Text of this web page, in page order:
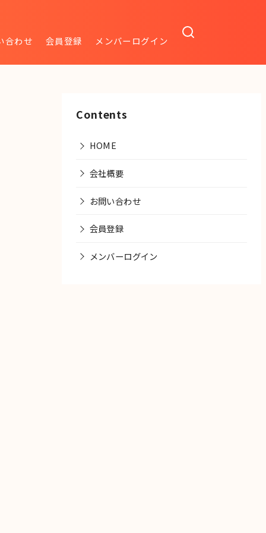
合わせ 会員登録 メンバーログイン
Contents
HOME
会社概要
お問い合わせ
会員登録
メンバーログイン